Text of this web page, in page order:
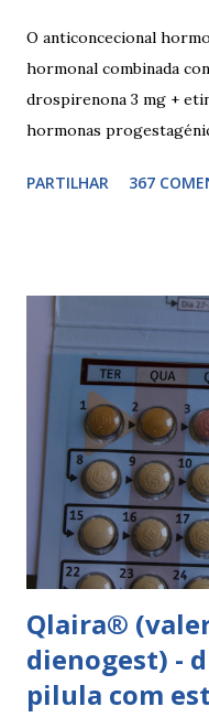
O anticoncecional
hormonal combinada
drospirenona 3 mg +
hormonas
componentes.
A pilula yasminelle®
mesmo horário,
dias de pausa (semana
7 dias descerá o
4° dia da pausa. As
seguindo o esquema
yasminelle® Para
esperar pelo primeiro
correspondente ao dia...
PARTILHAR 367
Qlaira®
dienogest) -
pilula com